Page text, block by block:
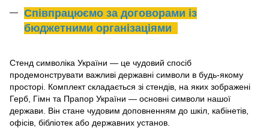
Співпрацюємо за договорами із
бюджетними організаціями
Стенд символіка України — це чудовий спосіб
продемонструвати важливі державні символи в будь-якому
просторі. Комплект складається зі стендів, на яких зображені
Герб, Гімн та Прапор України — основні символи нашої
держави. Він стане чудовим доповненням до шкіл, кабінетів,
офісів, бібліотек або державних установ.